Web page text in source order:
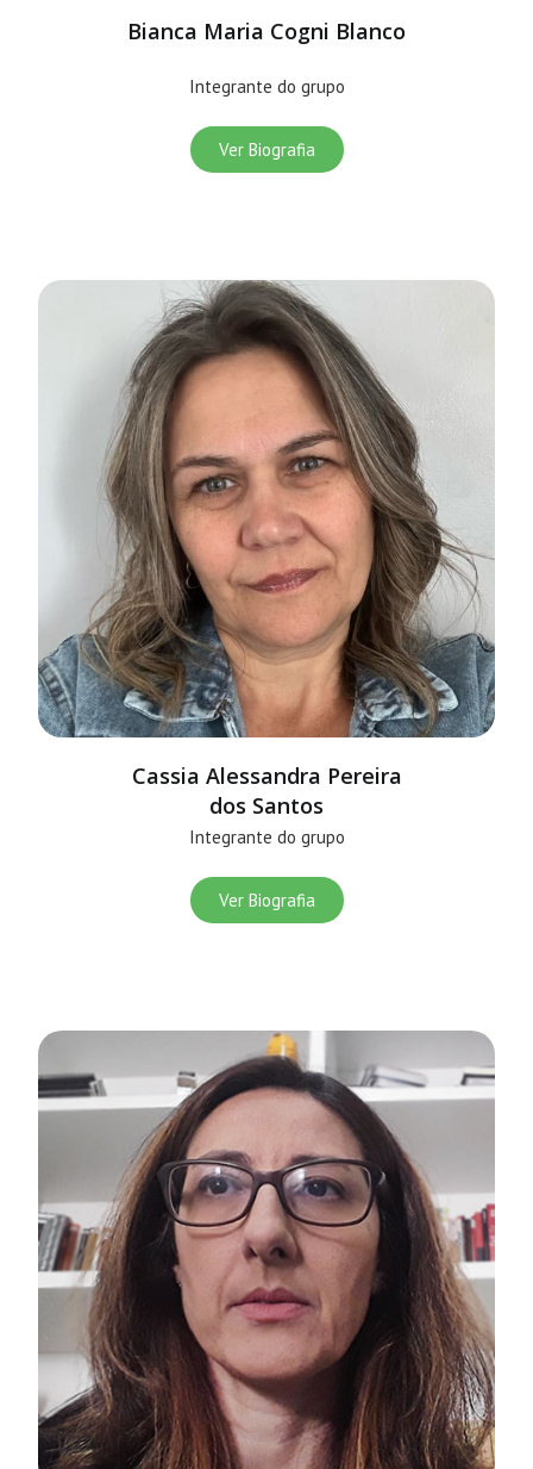
Bianca Maria Cogni Blanco
Integrante do grupo
Ver Biografia
Cassia Alessandra Pereira
dos Santos
Integrante do grupo
Ver Biografia